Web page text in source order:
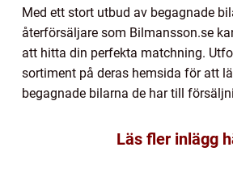
Med ett stort utbud av begagnade
återförsäljare som Bilmansson.se
att hitta din perfekta matchning.
sortiment på deras hemsida för att
begagnade bilarna de har till
Läs fler inlägg